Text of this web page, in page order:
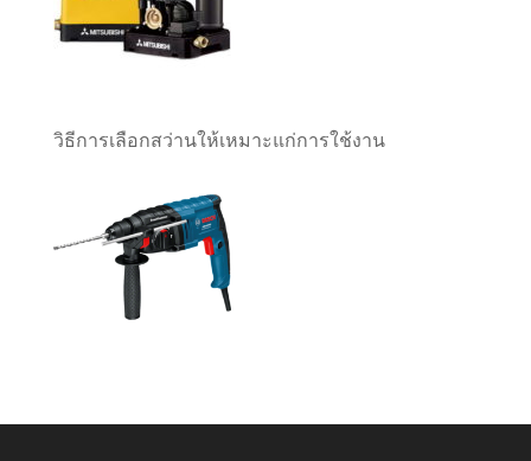
วิธีการเลือกสว่านให้เหมาะแก่การใช้งาน